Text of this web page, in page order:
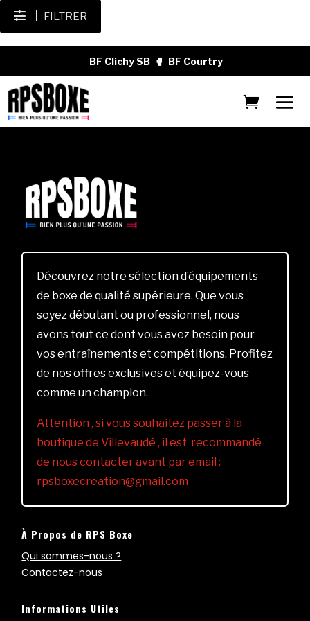
FILTRER
BF Clichy SB 🥊 BF Courtry
Découvrez notre sélection d’équipements
de boxe de qualité supérieure. Que vous
soyez débutant ou professionnel, nous
avons tout ce dont vous avez besoin pour
vos entraînements et compétitions. Profitez
de nos offres exclusives et équipez-vous
comme un champion.
Attention , si vous souhaitez passer à la
boutique de Villevaudé , il est recommandé
de nous contacter avant par email :
rpsboxecreation@gmail.com
À Propos de RPS Boxe
Qui sommes-nous ?
Contactez-nous
Informations Utiles